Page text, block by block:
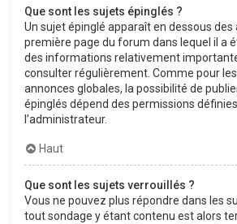
Que sont les sujets épinglés ?
Un sujet épinglé apparaît en dessous des
première page du forum dans lequel il a
des informations relativement
consulter régulièrement. Comme pour
annonces globales, la possibilité de
épinglés dépend des permissions
l’administrateur.
Haut
Que sont les sujets verrouillés ?
Vous ne pouvez plus répondre dans les
tout sondage y étant contenu est alors